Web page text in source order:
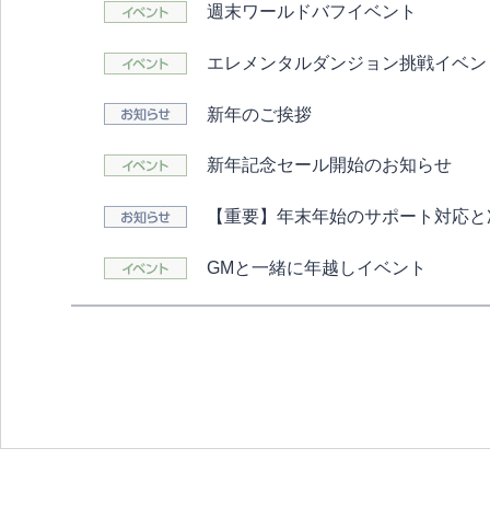
週末ワールドバフイベント
エレメンタルダンジョン挑戦イベン
新年のご挨拶
新年記念セール開始のお知らせ
【重要】年末年始のサポート対応
GMと一緒に年越しイベント